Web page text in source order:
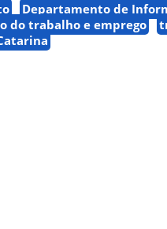
Departamento de
do trabalho e emprego